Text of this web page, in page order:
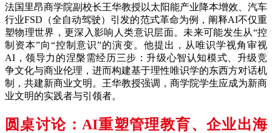
法国里昂商学院副校长王华教授以太阳能产业降本增效、汽车
行业FSD（全自动驾驶）引发的范式革命为例，阐释AI不仅重
塑物理世界，更深入影响人类意识层面。未来可能发生从“控
制资本”向“控制意识”的演变。他提出，从唯识学视角审视
AI，领导力的涅槃需经历三步：升级心智认知模式、升级竞
争文化与商业伦理，进而构建基于理性唯识学的东西方对话机
制，共建新商业文明。王华教授强调，商学院学生应成为新商
业文明的实践者与引领者。
圆桌讨论：AI重塑管理教育、企业出海